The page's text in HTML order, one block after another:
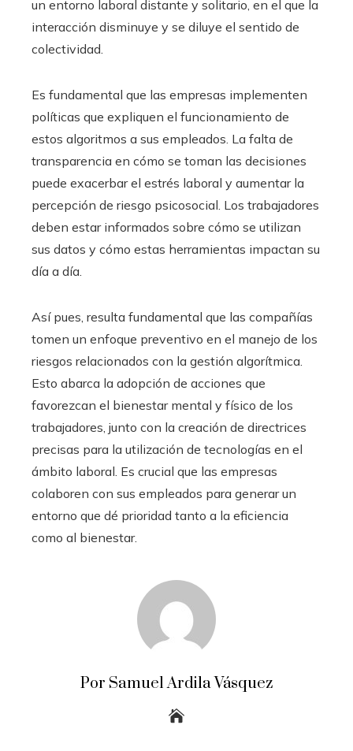
un entorno laboral distante y solitario, en el que la
interacción disminuye y se diluye el sentido de
colectividad.
Es fundamental que las empresas implementen
políticas que expliquen el funcionamiento de
estos algoritmos a sus empleados. La falta de
transparencia en cómo se toman las decisiones
puede exacerbar el estrés laboral y aumentar la
percepción de riesgo psicosocial. Los trabajadores
deben estar informados sobre cómo se utilizan
sus datos y cómo estas herramientas impactan su
día a día.
Así pues, resulta fundamental que las compañías
tomen un enfoque preventivo en el manejo de los
riesgos relacionados con la gestión algorítmica.
Esto abarca la adopción de acciones que
favorezcan el bienestar mental y físico de los
trabajadores, junto con la creación de directrices
precisas para la utilización de tecnologías en el
ámbito laboral. Es crucial que las empresas
colaboren con sus empleados para generar un
entorno que dé prioridad tanto a la eficiencia
como al bienestar.
Por Samuel Ardila Vásquez